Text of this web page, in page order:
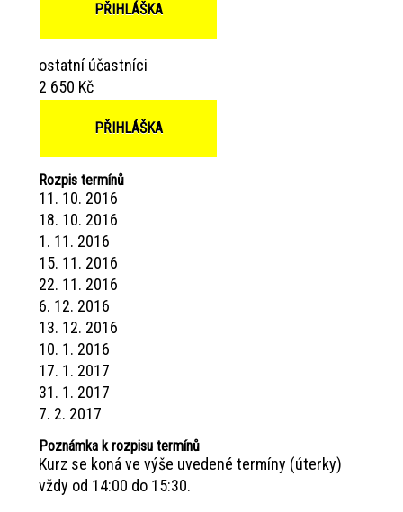
PŘIHLÁŠKA
ostatní účastníci
2 650 Kč
PŘIHLÁŠKA
Rozpis termínů
11. 10. 2016
18. 10. 2016
1. 11. 2016
15. 11. 2016
22. 11. 2016
6. 12. 2016
13. 12. 2016
10. 1. 2016
17. 1. 2017
31. 1. 2017
7. 2. 2017
Poznámka k rozpisu termínů
Kurz se koná ve výše uvedené termíny (úterky)
vždy od 14:00 do 15:30.